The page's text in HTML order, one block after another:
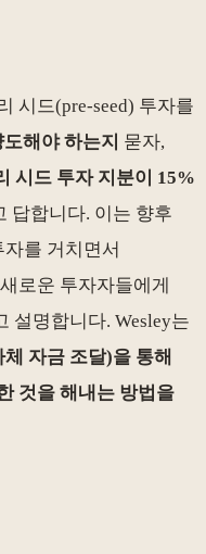
시드(pre-seed) 투자를
해야 하는지 묻자,
시드 투자 지분이 15%
답합니다. 이는 향후
를 거치면서
로운 투자자들에게
설명합니다. Wesley는
자금 조달)을 통해
것을 해내는 방법을